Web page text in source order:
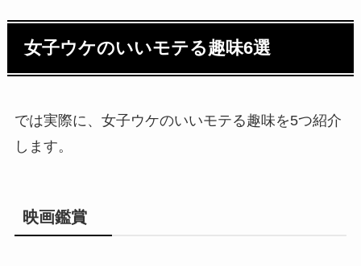
女子ウケのいいモテる趣味6選
では実際に、女子ウケのいいモテる趣味を5つ紹介
します。
映画鑑賞